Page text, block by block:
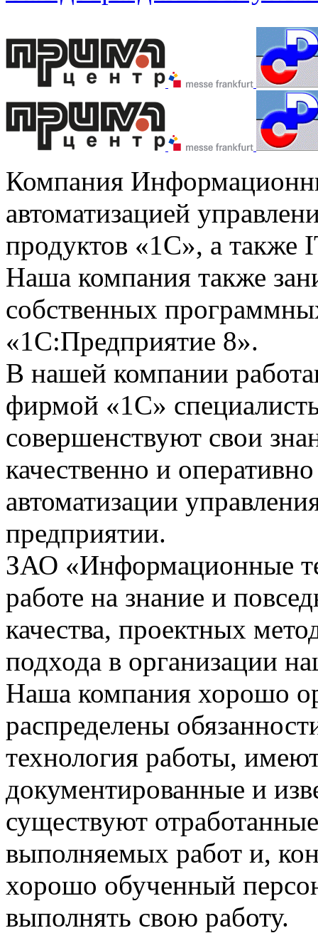
Компания
автоматизацией
продуктов «1С», а также
Наша компания также
собственных
«1С:Предприятие 8».
В нашей компании
фирмой «1С»
совершенствуют свои
качественно и
автоматизации
предприятии.
ЗАО «Информационные
работе на знание и
качества, проектных
подхода в организации
Наша компания хорошо
распределены
технология работы,
документированные и
существуют
выполняемых работ и,
хорошо обученный
выполнять свою работу.